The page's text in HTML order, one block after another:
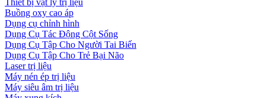
Thiết bị vật lý trị liệu
Buồng oxy cao áp
Dụng cụ chỉnh hình
Dụng Cụ Tác Động Cột Sống
Dụng Cụ Tập Cho Người Tai Biến
Dụng Cụ Tập Cho Trẻ Bại Não
Laser trị liệu
Máy nén ép trị liệu
Máy siêu âm trị liệu